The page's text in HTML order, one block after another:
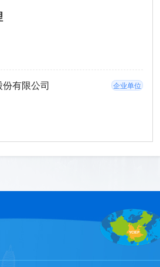
有限公司 企业单位